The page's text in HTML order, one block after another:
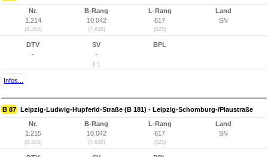
Nr.
1.214
(8.204)
B-Rang
10.042
(7.638)
L-Rang
617
(525)
Land
SN
DTV
-
SV
-
(-)
BPL
Infos...
B 87 Leipzig-Ludwig-Hupferld-Straße (B 181) - Leipzig-Schomburg-/Plaustraße
Nr.
1.215
(8.205)
B-Rang
10.042
(7.638)
L-Rang
617
(525)
Land
SN